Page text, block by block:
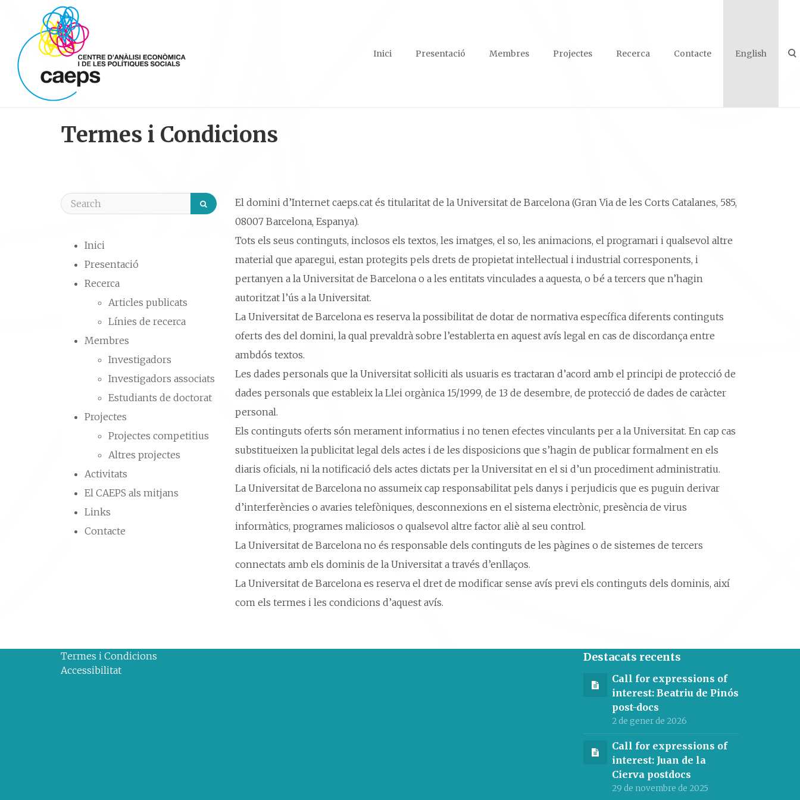
Inici Presentació Membres Projectes Recerca Contacte English
Termes i Condicions
El domini d’Internet caeps.cat és titularitat de la Universitat de Barcelona (Gran Via de les Corts Catalanes, 585,
08007 Barcelona, Espanya).
Tots els seus continguts, inclosos els textos, les imatges, el so, les animacions, el programari i qualsevol altre
material que aparegui, estan protegits pels drets de propietat intel·lectual i industrial corresponents, i
pertanyen a la Universitat de Barcelona o a les entitats vinculades a aquesta, o bé a tercers que n’hagin
autoritzat l’ús a la Universitat.
La Universitat de Barcelona es reserva la possibilitat de dotar de normativa específica diferents continguts
oferts des del domini, la qual prevaldrà sobre l’establerta en aquest avís legal en cas de discordança entre
ambdós textos.
Les dades personals que la Universitat sol·liciti als usuaris es tractaran d’acord amb el principi de protecció de
dades personals que estableix la Llei orgànica 15/1999, de 13 de desembre, de protecció de dades de caràcter
personal.
Els continguts oferts són merament informatius i no tenen efectes vinculants per a la Universitat. En cap cas
substitueixen la publicitat legal dels actes i de les disposicions que s’hagin de publicar formalment en els
diaris oficials, ni la notificació dels actes dictats per la Universitat en el si d’un procediment administratiu.
La Universitat de Barcelona no assumeix cap responsabilitat pels danys i perjudicis que es puguin derivar
d’interferències o avaries telefòniques, desconnexions en el sistema electrònic, presència de virus
informàtics, programes maliciosos o qualsevol altre factor aliè al seu control.
La Universitat de Barcelona no és responsable dels continguts de les pàgines o de sistemes de tercers
connectats amb els dominis de la Universitat a través d’enllaços.
La Universitat de Barcelona es reserva el dret de modificar sense avís previ els continguts dels dominis, així
com els termes i les condicions d’aquest avís.
Inici
Presentació
Recerca
Articles publicats
Línies de recerca
Membres
Investigadors
Investigadors associats
Estudiants de doctorat
Projectes
Projectes competitius
Altres projectes
Activitats
El CAEPS als mitjans
Links
Contacte
Termes i Condicions
Accessibilitat
Destacats recents
Call for expressions of
interest: Beatriu de Pinós
post-docs
2 de gener de 2026
Call for expressions of
interest: Juan de la
Cierva postdocs
29 de novembre de 2025